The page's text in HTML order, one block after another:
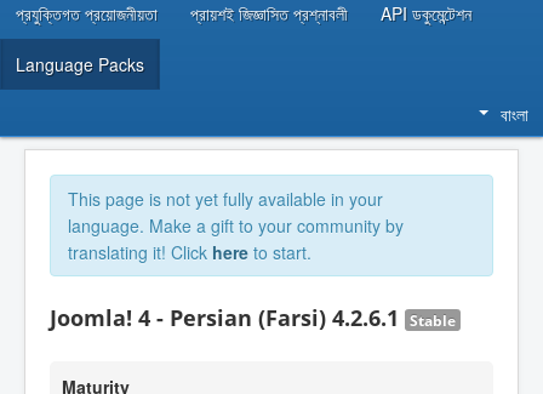
প্রযুক্তিগত প্রয়োজনীয়তা প্রায়শই জিজ্ঞাসিত প্রশ্নাবলী API ডকুমেন্টেশন
Language Packs
বাংলা
This page is not yet fully available in your
language. Make a gift to your community by
translating it! Click here to start.
Joomla! 4 - Persian (Farsi) 4.2.6.1 Stable
Maturity